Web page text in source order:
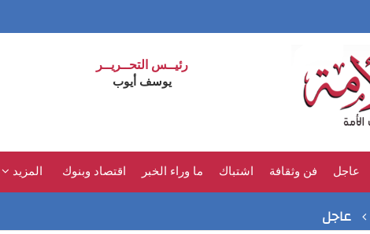
رئيــس التحــريــر
يوسف أيوب
عاجل فن وثقافة اشتباك ما وراء الخبر اقتصاد وبنوك المزيد
عاجل